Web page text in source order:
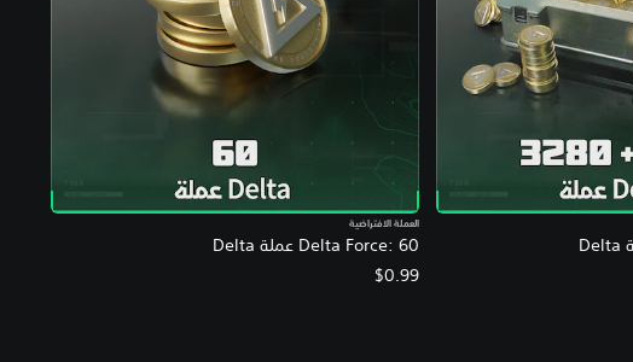
Delta Force: 60 عملة Delta
العملة الافتراضية
$0.99